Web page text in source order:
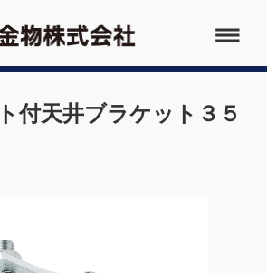
付天井ブラケット３５